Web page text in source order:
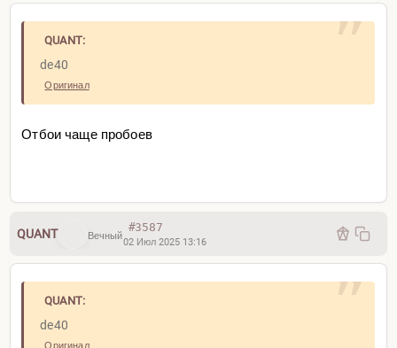
Qi m1 сигнала на фиксацию прибыли вблизи
QUANT:
de40
Оригинал
Отбои чаще пробоев
QUANT Вечный
#3587
02 Июл 2025 13:16
QUANT:
de40